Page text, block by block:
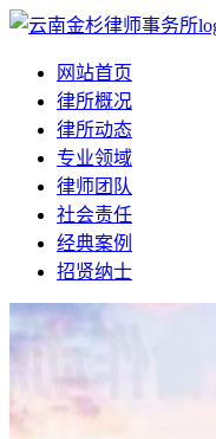
网站首页
律所概况
律所动态
专业领域
律师团队
社会责任
经典案例
招贤纳士